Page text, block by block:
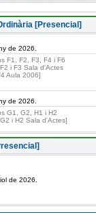
[Presencial]
de 2026.
F1, F2, F3, F4 i F6
i F3 Sala d'Actes
Aula 2006]
de 2026.
G1, G2, H1 i H2
i H2 Sala d'Actes]
de 2026.